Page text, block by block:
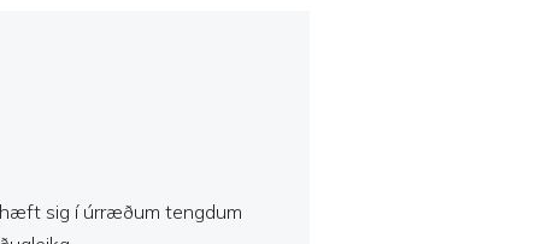
sig í úrræðum tengdum